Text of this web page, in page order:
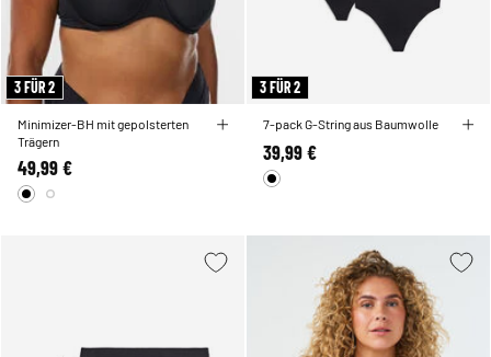
3 FÜR 2
Minimizer-BH mit gepolsterten
Trägern
49,99 €
3 FÜR 2
7-pack G-String aus Baumwolle
39,99 €